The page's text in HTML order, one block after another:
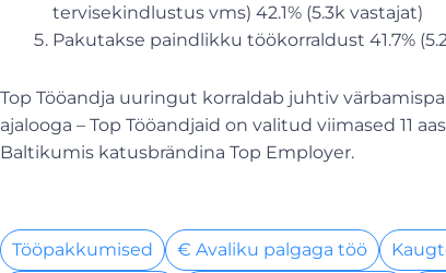
tervisekindlustus vms) 42.1% (5.3k vastajat)
Pakutakse paindlikku töökorraldust 41.7%
Top Tööandja uuringut korraldab juhtiv
ajalooga – Top Tööandjaid on valitud viimased 11
Baltikumis katusbrändina Top Employer.
Tööpakkumised € Avaliku palgaga töö